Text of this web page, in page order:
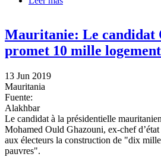
Mauritanie: Le candidat
promet 10 mille
13 Jun 2019
Mauritania
Fuente:
Alakhbar
Le candidat à la présidentielle
Mohamed Ould Ghazouni, ex-chef
aux électeurs la construction de "dix
pauvres".